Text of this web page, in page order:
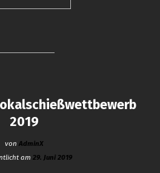
300
2019
von AdminX
am 29. Juni 2019